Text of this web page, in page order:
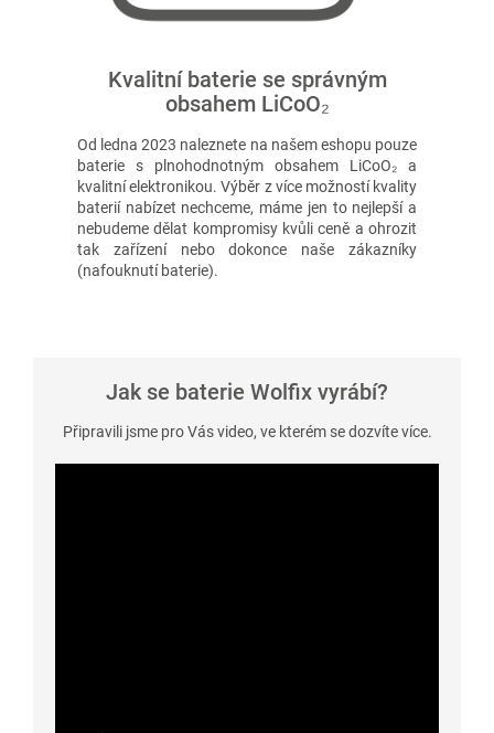
Kvalitní baterie se správným
obsahem LiCoO₂
Od ledna 2023 naleznete na našem eshopu pouze
baterie s plnohodnotným obsahem LiCoO₂ a
kvalitní elektronikou. Výběr z více možností kvality
baterií nabízet nechceme, máme jen to nejlepší a
nebudeme dělat kompromisy kvůli ceně a ohrozit
tak zařízení nebo dokonce naše zákazníky
(nafouknutí baterie).
Jak se baterie Wolfix vyrábí?
Připravili jsme pro Vás video, ve kterém se dozvíte více.